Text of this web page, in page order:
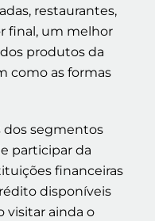
restaurantes,
final, um melhor
produtos da
como as formas
dos segmentos
participar da
financeiras
disponíveis
visitar ainda o